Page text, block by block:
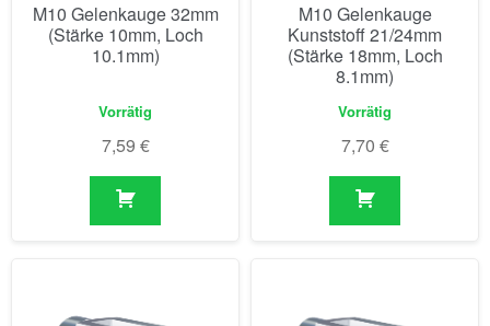
M10 Gelenkauge 32mm
(Stärke 10mm, Loch
10.1mm)
Vorrätig
7,59 €
M10 Gelenkauge
Kunststoff 21/24mm
(Stärke 18mm, Loch
8.1mm)
Vorrätig
7,70 €